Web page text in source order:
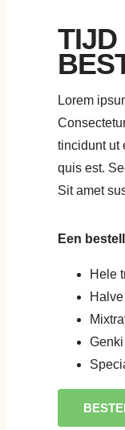
TIJD
Lorem
tincidunt ut
quis est.
Sit amet
Een
Hele